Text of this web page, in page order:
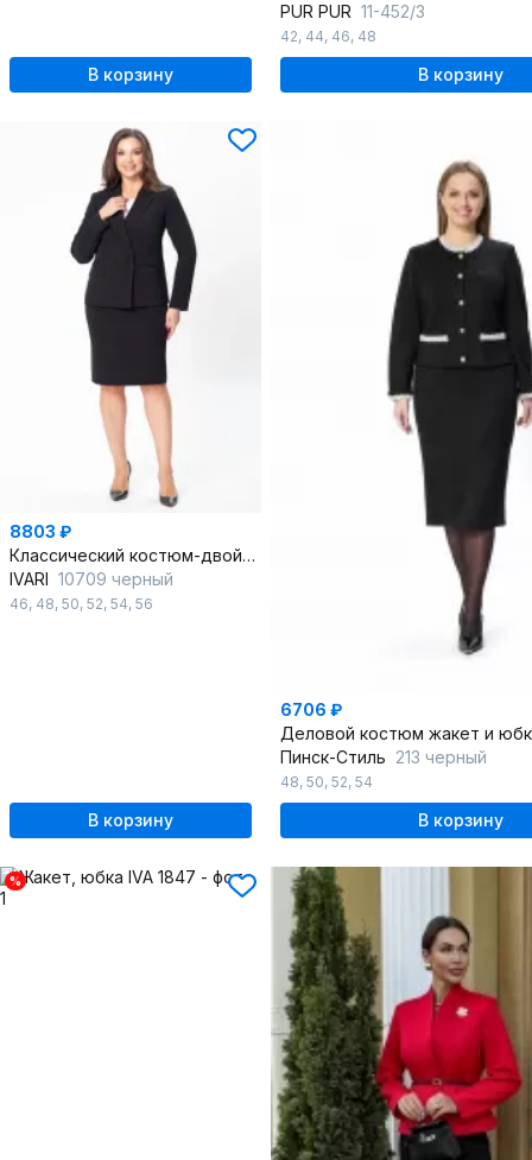
В корзину
PUR PUR 11-452/3
42, 44, 46, 48
В корзину
8803 ₽
Классический костюм-двойка жакет и юбка в деловом стиле
IVARI 10709 черный
46, 48, 50, 52, 54, 56
В корзину
6706 ₽
Пинск-Стиль 213 черный
48, 50, 52, 54
В корзину
%